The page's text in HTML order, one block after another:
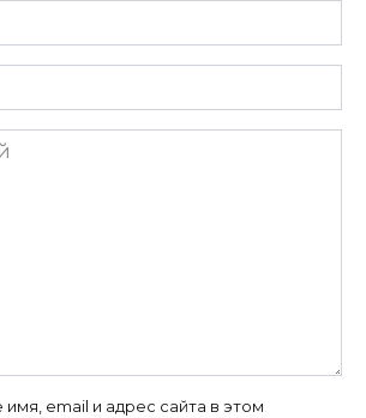
имя, email и адрес сайта в этом